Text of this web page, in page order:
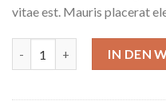
vitae est. Mauris placerat
IN DEN